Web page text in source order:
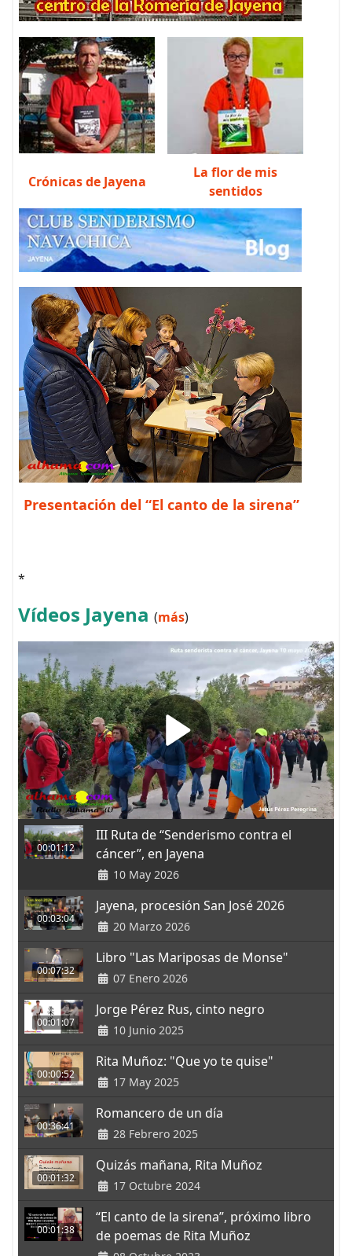
Crónicas de Jayena
La flor de mis
sentidos
Presentación del “El canto de la sirena”
*
Vídeos Jayena (más)
00:01:12
III Ruta de “Senderismo contra el
cáncer”, en Jayena
10 May 2026
00:03:04
Jayena, procesión San José 2026
20 Marzo 2026
00:07:32
Libro "Las Mariposas de Monse"
07 Enero 2026
00:01:07
Jorge Pérez Rus, cinto negro
10 Junio 2025
00:00:52
Rita Muñoz: "Que yo te quise"
17 May 2025
00:36:41
Romancero de un día
28 Febrero 2025
00:01:32
Quizás mañana, Rita Muñoz
17 Octubre 2024
00:01:38
“El canto de la sirena”, próximo libro
de poemas de Rita Muñoz